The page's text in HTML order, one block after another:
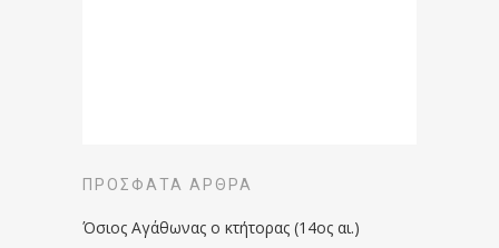
ΠΡΌΣΦΑΤΑ ΆΡΘΡΑ
Όσιος Αγάθωνας ο κτήτορας (14ος αι.)